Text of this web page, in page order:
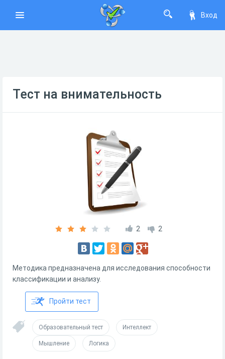
Вход
Тест на внимательность
2 2
Методика предназначена для исследования способности
классификации и анализу.
Пройти тест
Образовательный тест Интеллект
Мышление Логика